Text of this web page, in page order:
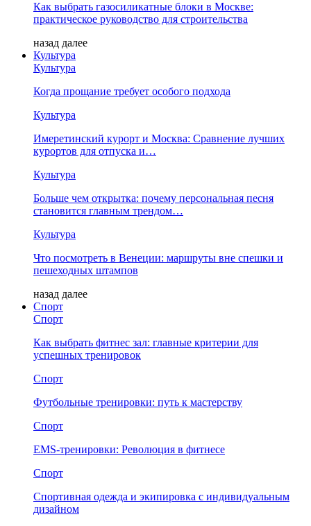
Как выбрать газосиликатные блоки в Москве:
практическое руководство для строительства
назад далее
Культура
Культура
Когда прощание требует особого подхода
Культура
Имеретинский курорт и Москва: Сравнение лучших
курортов для отпуска и…
Культура
Больше чем открытка: почему персональная песня
становится главным трендом…
Культура
Что посмотреть в Венеции: маршруты вне спешки и
пешеходных штампов
назад далее
Спорт
Спорт
Как выбрать фитнес зал: главные критерии для
успешных тренировок
Спорт
Футбольные тренировки: путь к мастерству
Спорт
EMS-тренировки: Революция в фитнесе
Спорт
Спортивная одежда и экипировка с индивидуальным
дизайном